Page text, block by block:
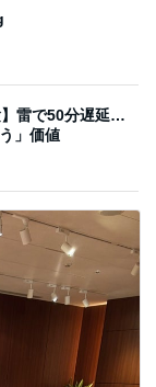
】雷で50分遅延…
」価値